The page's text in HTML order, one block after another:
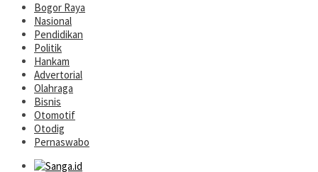
Bogor Raya
Nasional
Pendidikan
Politik
Hankam
Advertorial
Olahraga
Bisnis
Otomotif
Otodig
Pernaswabo